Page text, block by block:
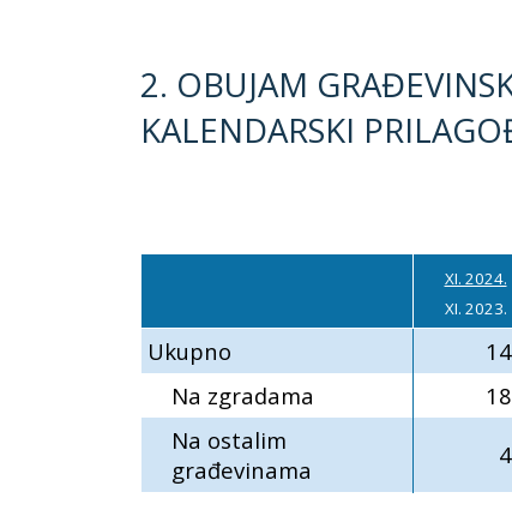
2. OBUJAM
KALENDARSKI
XI. 2024.
XI. 2023.
Ukupno
Na zgradama
Na ostalim
građevinama